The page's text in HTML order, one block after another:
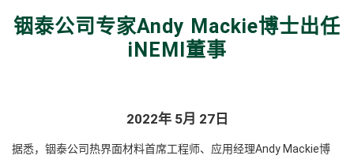
铟泰公司专家Andy Mackie博士出任
iNEMI董事
2022年 5月 27日
据悉，铟泰公司热界面材料首席工程师、应用经理Andy Mackie博